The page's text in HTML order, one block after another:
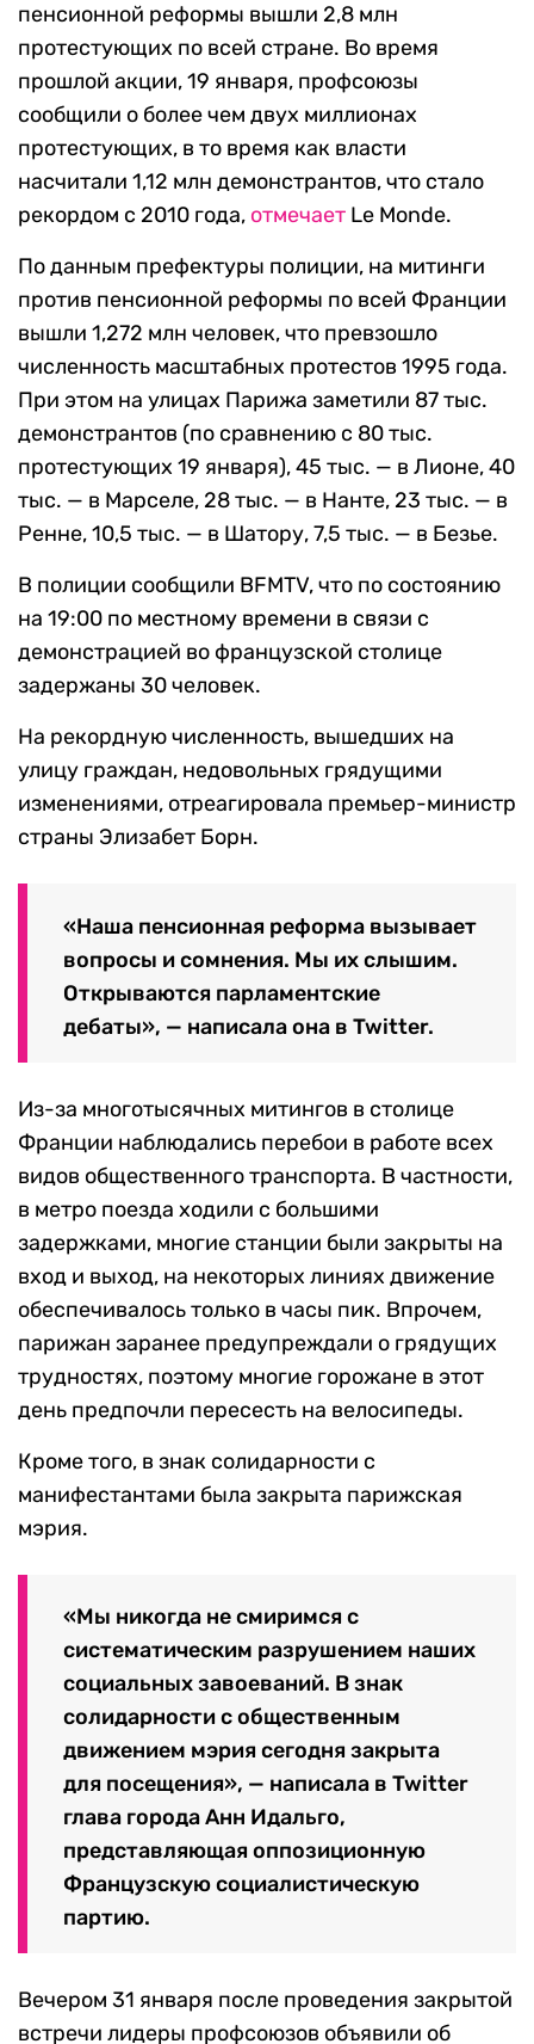
пенсионной реформы вышли 2,8 млн
протестующих по всей стране. Во время
прошлой акции, 19 января, профсоюзы
сообщили о более чем двух миллионах
протестующих, в то время как власти
насчитали 1,12 млн демонстрантов, что стало
рекордом с 2010 года, отмечает Le Monde.
По данным префектуры полиции, на митинги
против пенсионной реформы по всей Франции
вышли 1,272 млн человек, что превзошло
численность масштабных протестов 1995 года.
При этом на улицах Парижа заметили 87 тыс.
демонстрантов (по сравнению с 80 тыс.
протестующих 19 января), 45 тыс. — в Лионе, 40
тыс. — в Марселе, 28 тыс. — в Нанте, 23 тыс. — в
Ренне, 10,5 тыс. — в Шатору, 7,5 тыс. — в Безье.
В полиции сообщили BFMTV, что по состоянию
на 19:00 по местному времени в связи с
демонстрацией во французской столице
задержаны 30 человек.
На рекордную численность, вышедших на
улицу граждан, недовольных грядущими
изменениями, отреагировала премьер-министр
страны Элизабет Борн.
«Наша пенсионная реформа вызывает
вопросы и сомнения. Мы их слышим.
Открываются парламентские
дебаты», — написала она в Twitter.
Из-за многотысячных митингов в столице
Франции наблюдались перебои в работе всех
видов общественного транспорта. В частности,
в метро поезда ходили с большими
задержками, многие станции были закрыты на
вход и выход, на некоторых линиях движение
обеспечивалось только в часы пик. Впрочем,
парижан заранее предупреждали о грядущих
трудностях, поэтому многие горожане в этот
день предпочли пересесть на велосипеды.
Кроме того, в знак солидарности с
манифестантами была закрыта парижская
мэрия.
«Мы никогда не смиримся с
систематическим разрушением наших
социальных завоеваний. В знак
солидарности с общественным
движением мэрия сегодня закрыта
для посещения», — написала в Twitter
глава города Анн Идальго,
представляющая оппозиционную
Французскую социалистическую
партию.
Вечером 31 января после проведения закрытой
встречи лидеры профсоюзов объявили об